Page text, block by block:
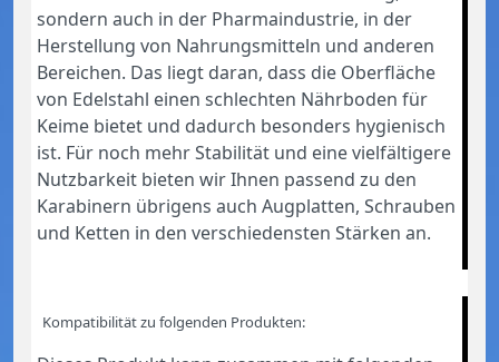
sondern auch in der Pharmaindustrie, in der
Herstellung von Nahrungsmitteln und anderen
Bereichen. Das liegt daran, dass die Oberfläche
von Edelstahl einen schlechten Nährboden für
Keime bietet und dadurch besonders hygienisch
ist. Für noch mehr Stabilität und eine vielfältigere
Nutzbarkeit bieten wir Ihnen passend zu den
Karabinern übrigens auch Augplatten, Schrauben
und Ketten in den verschiedensten Stärken an.
Kompatibilität zu folgenden Produkten: